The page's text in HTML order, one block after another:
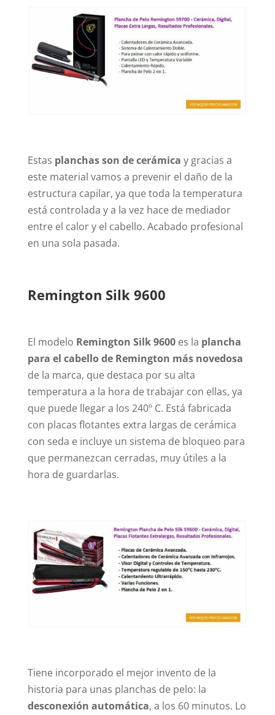
Estas planchas son de cerámica y gracias a
este material vamos a prevenir el daño de la
estructura capilar, ya que toda la temperatura
está controlada y a la vez hace de mediador
entre el calor y el cabello. Acabado profesional
en una sola pasada.
Remington Silk 9600
El modelo Remington Silk 9600es la plancha
para el cabello de Remington más novedosa
de la marca, que destaca por su alta
temperatura a la hora de trabajar con ellas, ya
que puede llegar a los 240º C. Está fabricada
con placas flotantes extra largas de cerámica
con seda e incluye un sistema de bloqueo para
que permanezcan cerradas, muy útiles a la
hora de guardarlas.
Tiene incorporado el mejor invento de la
historia para unas planchas de pelo: la
desconexión automática, a los 60 minutos. Lo